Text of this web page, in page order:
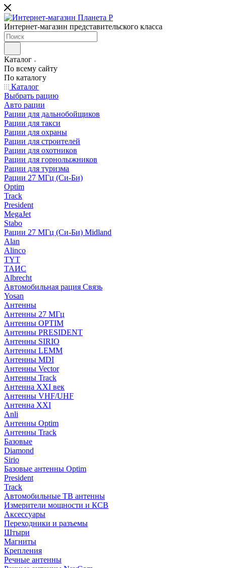
Интернет-магазин представительского класса
Каталог
По всему сайту
По каталогу
Каталог
Выбрать рацию
Авто рации
Рации для дальнобойщиков
Рации для такси
Рации для охраны
Рации для строителей
Рации для охотников
Рации для горнолыжников
Рации для туризма
Рации 27 МГц (Си-Би)
Optim
Track
President
MegaJet
Stabo
Рации 27 МГц (Си-Би) Midland
Alan
Alinco
TYT
ТАИС
Albrecht
Автомобильная рация Связь
Yosan
Антенны
Антенны 27 МГц
Антенны OPTIM
Антенны PRESIDENT
Антенны SIRIO
Антенны LEMM
Антенны MDI
Антенны Vector
Антенны Track
Антенна XXI век
Антенны VHF/UHF
Антенна XXI
Anli
Антенны Optim
Антенны Track
Базовые
Diamond
Sirio
Базовые антенны Optim
President
Track
Автомобильные ТВ антенны
Измерители мощности и КСВ
Аксессуары
Переходники и разъемы
Штыри
Магниты
Крепления
Речные антенны